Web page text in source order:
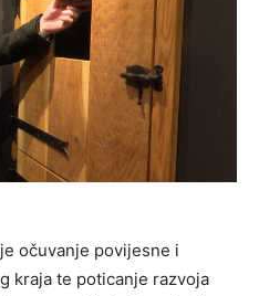
očuvanje povijesne i
kraja te poticanje razvoja